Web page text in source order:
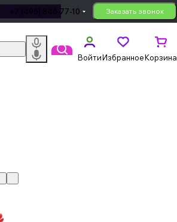
+7 (495) 846-77-10 Заказать звонок
ВойтиИзбранноеКорзина